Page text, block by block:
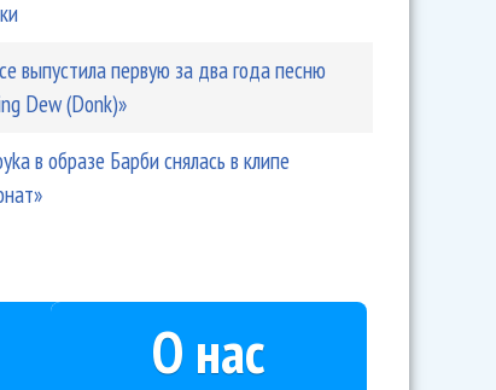
выпустила первую за два года песню
Dew (Donk)»
в образе Барби снялась в клипе
О нас